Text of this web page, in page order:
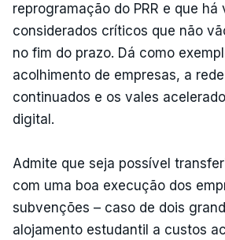
reprogramação do PRR e que há
considerados críticos que não
no fim do prazo. Dá como
acolhimento de empresas, a
continuados e os vales
digital.
Admite que seja possível
com uma boa execução dos
subvenções – caso de dois
alojamento estudantil a custos